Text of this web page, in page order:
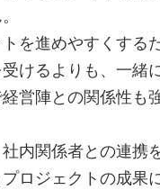
を進めやすくする
けるよりも、一緒
営陣との関係性も
内関係者との連携
ロジェクトの成果